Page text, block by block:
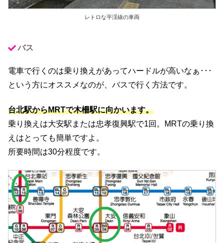
レトロな平渓線の車両
バス
電車で行くのは乗り換えがあってハードルが高いなぁ･･･
という方にオススメなのが、バスで行く方法です。
台北駅からMRTで木柵駅に向かいます。
乗り換えは大安駅または忠孝復興駅で1回。MRTの乗り換
えはとっても簡単ですよ。
所要時間は30分程度です。